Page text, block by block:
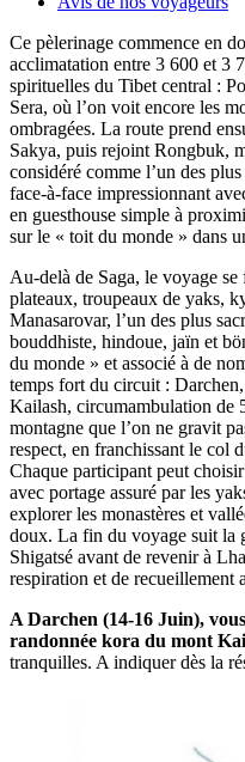
Ce pèlerinage commence en
acclimatation entre 3 600 et 3
spirituelles du Tibet central :
Sera, où l’on voit encore les
ombragées. La route prend
Sakya, puis rejoint Rongbuk,
considéré comme l’un des
face‑à‑face impressionnant
en guesthouse simple à
sur le « toit du monde » dans
Au‑delà de Saga, le voyage
plateaux, troupeaux de yaks,
Manasarovar, l’un des plus
bouddhiste, hindoue, jaïn et
du monde » et associé à de
temps fort du circuit :
Kailash, circumambulation de
montagne que l’on ne gravit
respect, en franchissant le col
Chaque participant peut
avec portage assuré par les
explorer les monastères et
doux. La fin du voyage suit la
Shigatsé avant de revenir à
respiration et de recueillement
A Darchen (14-16 Juin),
randonnée kora du mont
tranquilles. A indiquer dès la